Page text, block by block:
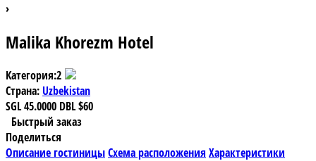
›
Malika Khorezm Hotel
Категория:2
Страна: Uzbekistan
SGL45.0000 DBL$60
Быстрый заказ
Поделиться
Описание гостиницыСхема расположения Характеристики